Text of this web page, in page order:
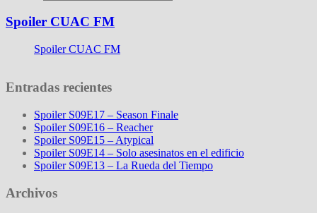
Spoiler CUAC FM
Spoiler CUAC FM
Entradas recientes
Spoiler S09E17 – Season Finale
Spoiler S09E16 – Reacher
Spoiler S09E15 – Atypical
Spoiler S09E14 – Solo asesinatos en el edificio
Spoiler S09E13 – La Rueda del Tiempo
Archivos